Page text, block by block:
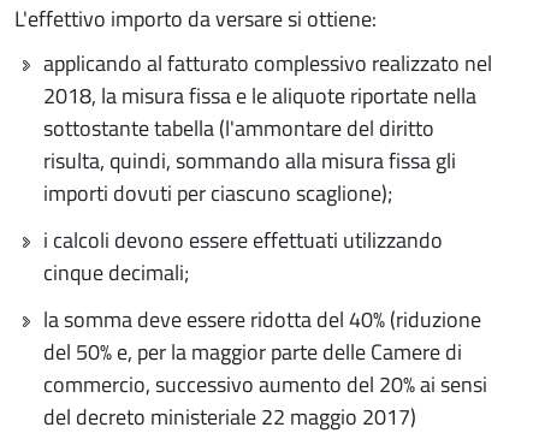
L'effettivo importo da versare si ottiene:
applicando al fatturato complessivo realizzato nel
2018, la misura fissa e le aliquote riportate nella
sottostante tabella (l'ammontare del diritto
risulta, quindi, sommando alla misura fissa gli
importi dovuti per ciascuno scaglione);
i calcoli devono essere effettuati utilizzando
cinque decimali;
la somma deve essere ridotta del 40% (riduzione
del 50% e, per la maggior parte delle Camere di
commercio, successivo aumento del 20% ai sensi
del decreto ministeriale 22 maggio 2017)